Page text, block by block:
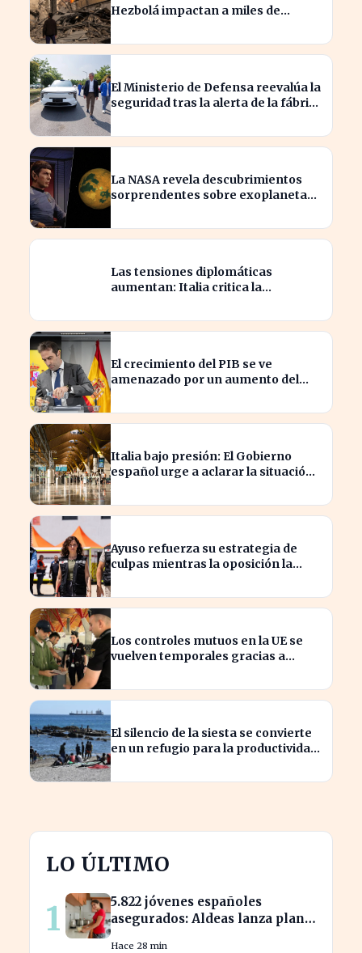
Hezbolá impactan a miles de
El Ministerio de Defensa reevalúa la
seguridad tras la alerta de la fábrica
La NASA revela descubrimientos
sorprendentes sobre exoplanetas
Las tensiones diplomáticas
aumentan: Italia critica la
medidas
El crecimiento del PIB se ve
amenazado por un aumento del
Italia bajo presión: El Gobierno
español urge a aclarar la situación
Ayuso refuerza su estrategia de
culpas mientras la oposición la
Los controles mutuos en la UE se
vuelven temporales gracias a
El silencio de la siesta se convierte
en un refugio para la productividad
LO ÚLTIMO
1
5.822 jóvenes españoles
asegurados: Aldeas lanza plan
Hace 28 min